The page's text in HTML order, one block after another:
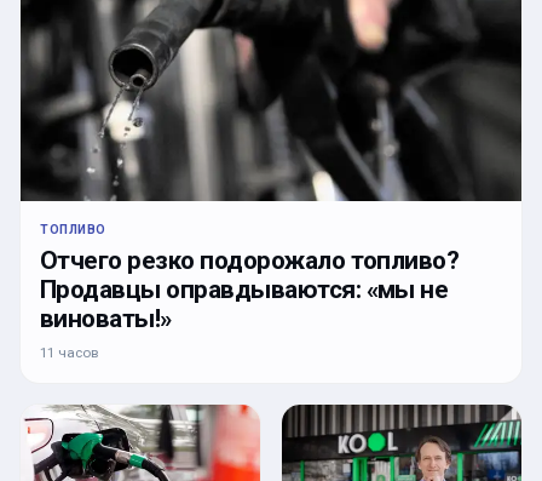
ТОПЛИВО
Отчего резко подорожало топливо?
Продавцы оправдываются: «мы не
виноваты!»
11 часов